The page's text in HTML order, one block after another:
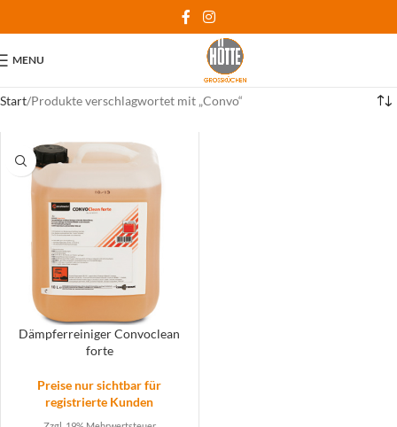
MENU
Start Produkte verschlagwortet mit „Convo“
Dämpferreiniger Convoclean
forte
Preise nur sichtbar für
registrierte Kunden